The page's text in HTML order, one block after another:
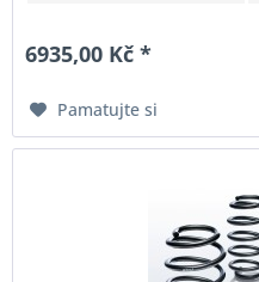
6935,00 Kč *
Pamatujte si